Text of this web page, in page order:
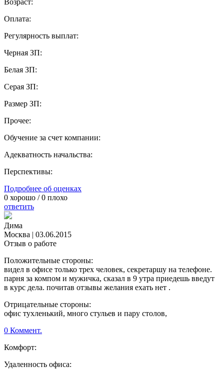
Возраст:
Оплата:
Регулярность выплат:
Черная ЗП:
Белая ЗП:
Серая ЗП:
Размер ЗП:
Прочее:
Обучение за счет компании:
Адекватность начальства:
Перспективы:
Подробнее об оценках
0 хорошо /0 плохо
ответить
Дима
Москва | 03.06.2015
Отзыв о работе
Положительные стороны:
видел в офисе только трех человек, секретаршу на телефоне.
парня за компом и мужичка, сказал в 9 утра приедешь введут
в курс дела. почитав отзывы желания ехать нет .
Отрицательные стороны:
офис тухленький, много стульев и пару столов,
0 Коммент.
Комфорт:
Удаленность офиса: